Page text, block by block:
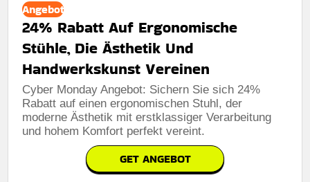
Angebot
24% Rabatt Auf Ergonomische
Stühle, Die Ästhetik Und
Handwerkskunst Vereinen
Cyber ​​Monday Angebot: Sichern Sie sich 24%
Rabatt auf einen ergonomischen Stuhl, der
moderne Ästhetik mit erstklassiger Verarbeitung
und hohem Komfort perfekt vereint.
GET ANGEBOT